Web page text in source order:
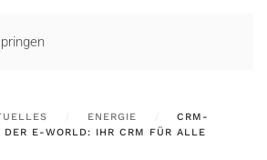
ENERGIE
CRM-
DER E-WORLD: IHR CRM FÜR ALLE